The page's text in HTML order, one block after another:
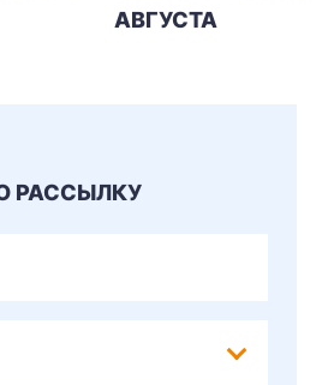
АВГУСТА
РАССЫЛКУ